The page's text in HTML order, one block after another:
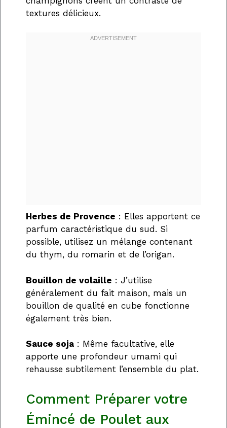
textures délicieux.
Herbes de Provence : Elles apportent ce
parfum caractéristique du sud. Si
possible, utilisez un mélange contenant
du thym, du romarin et de l’origan.
Bouillon de volaille : J’utilise
généralement du fait maison, mais un
bouillon de qualité en cube fonctionne
également très bien.
Sauce soja : Même facultative, elle
apporte une profondeur umami qui
rehausse subtilement l’ensemble du plat.
Comment Préparer votre
Émincé de Poulet aux